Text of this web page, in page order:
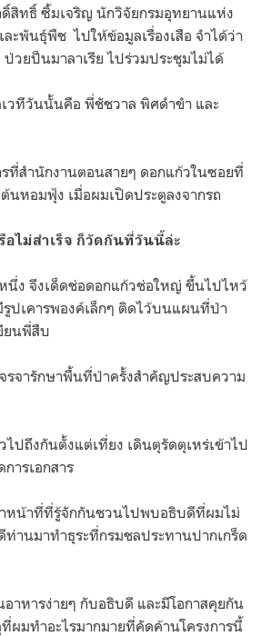
ดิ์สิทธิ์ ซิ้มเจริญ นักวิจัยกรมอุทยานแห่ง
ะพันธุ์พืช ไปให้ข้อมูลเรื่องเสือ จำได้ว่า
วยป็นมาลาเรีย ไปร่วมประชุมไม่ได้
วทีวันนั้นคือ พี่ชัชวาล พิศดำขำ และ
รที่สำนักงานตอนสายๆ ดอกแก้วในซอยที่
นหอมฟุ้ง เมื่อผมเปิดประตูลงจากรถ
อไม่สำเร็จ ก็วัดกันที่วันนี้ล่ะ
นึ่ง จึงเด็ดช่อดอกแก้วช่อใหญ่ ขึ้นไปไหว้
ปเคารพองค์เล็กๆ ติดไว้บนแผนที่ป่า
ยนพี่สืบ
รจารักษาพื้นที่ป่าครั้งสำคัญประสบความ
ไปถึงกันตั้งแต่เที่ยง เดินตุรัดตุเหร่เข้าไป
ารเอกสาร
าหน้าที่ที่รู้จักกันชวนไปพบอธิบดีที่ผมไม่
านมาทำธุระที่กรมชลประทานปากเกร็ด
อาหารง่ายๆ กับอธิบดี และมีโอกาสคุยกัน
ผมทำอะไรมากมายที่คัดค้านโครงการนี้